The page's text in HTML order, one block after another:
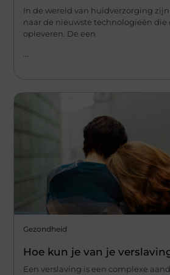
In de wereld van huidverzorging
naar de nieuwste technologieën die
opleveren. De een
...
Gezondheid
Hoe kun je van je
Een verslaving is een complexe